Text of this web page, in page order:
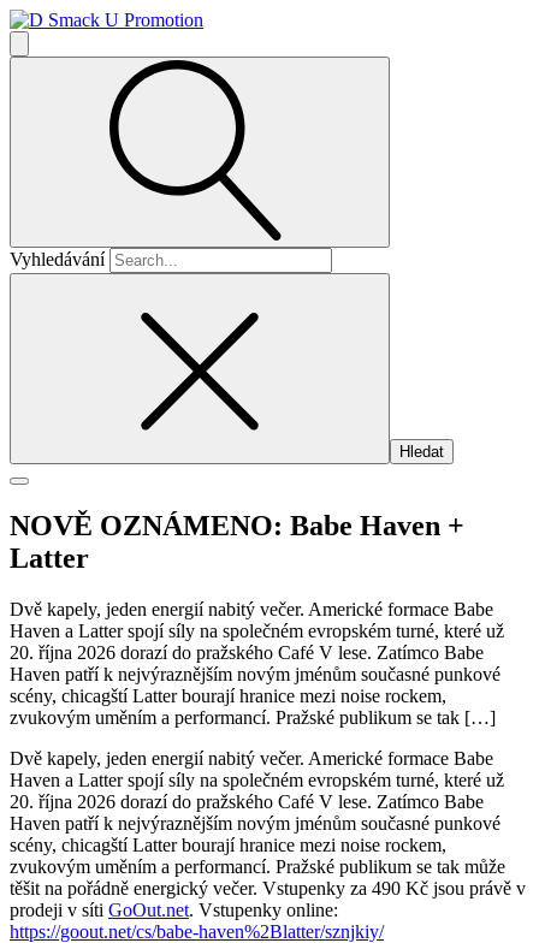
Vyhledávání
NOVĚ OZNÁMENO: Babe Haven +
Latter
Dvě kapely, jeden energií nabitý večer. Americké formace Babe
Haven a Latter spojí síly na společném evropském turné, které už
20. října 2026 dorazí do pražského Café V lese. Zatímco Babe
Haven patří k nejvýraznějším novým jménům současné punkové
scény, chicagští Latter bourají hranice mezi noise rockem,
zvukovým uměním a performancí. Pražské publikum se tak […]
Dvě kapely, jeden energií nabitý večer. Americké formace Babe
Haven a Latter spojí síly na společném evropském turné, které už
20. října 2026 dorazí do pražského Café V lese. Zatímco Babe
Haven patří k nejvýraznějším novým jménům současné punkové
scény, chicagští Latter bourají hranice mezi noise rockem,
zvukovým uměním a performancí. Pražské publikum se tak může
těšit na pořádně energický večer. Vstupenky za 490 Kč jsou právě v
prodeji v síti GoOut.net. Vstupenky online:
https://goout.net/cs/babe-haven%2Blatter/sznjkiy/